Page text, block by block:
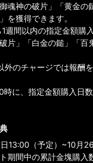
魂神の破片」「黄金の
を獲得できます。
週間以内の指定金額購
片」「白金の鎚」「百
外のチャージでは報酬
時に、指定金額購入日
13:00（予定）~10月
期間中の累計金塊購入